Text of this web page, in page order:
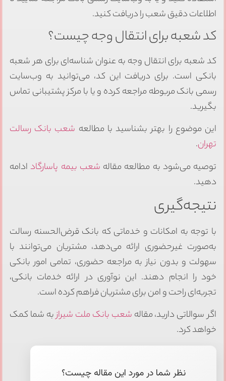
اطلاعات دقیق شعب را دریافت کنید.
کد شعبه برای انتقال وجه چیست؟
کد شعبه برای انتقال وجه به عنوان شناسه‌ای برای هر شعبه
بانکی است. برای دریافت این کد، می‌توانید به وب‌سایت
رسمی بانک مربوطه مراجعه کرده و یا با مرکز پشتیبانی تماس
بگیرید.
این موضوع را بهتر بشناسید با مطالعه شعب بانک رسالت
تهران.
توصیه می‌شود به مطالعه مقاله شعب بیمه پاسارگادادامه
دهید.
نتیجه‌گیری
با توجه به امکانات و خدماتی که بانک قرض‌الحسنه رسالت
به‌صورت غیرحضوری ارائه می‌دهد، مشتریان می‌توانند با
سهولت و بدون نیاز به مراجعه حضوری، تمامی امور بانکی
خود را انجام دهند. این نوآوری در ارائه خدمات بانکی،
تجربه‌ای راحت و امن برای مشتریان فراهم کرده است.
اگر سوالاتی دارید، مقاله شعب بانک ملت شیرازبه شما کمک
خواهد کرد.
نظر شما در مورد این مقاله چیست؟